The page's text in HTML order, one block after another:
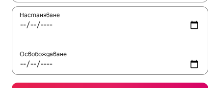
Настаняване
Освобождаване